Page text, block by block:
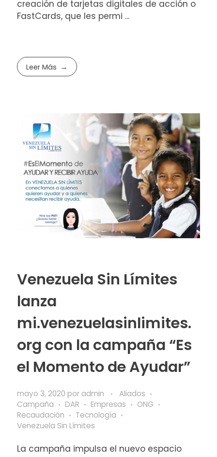
creación de tarjetas digitales de acción o
FastCards, que les permi ...
Leer Más
Venezuela Sin Límites
lanza
mi.venezuelasinlimites.
org con la campaña “Es
el Momento de Ayudar”
mayo 3, 2020 por admin
Aliados
Campaña
DAR Empresas
ONG
Recaudación
Tecnología
Venezuela Sin Límites
La campaña impulsa el nuevo espacio